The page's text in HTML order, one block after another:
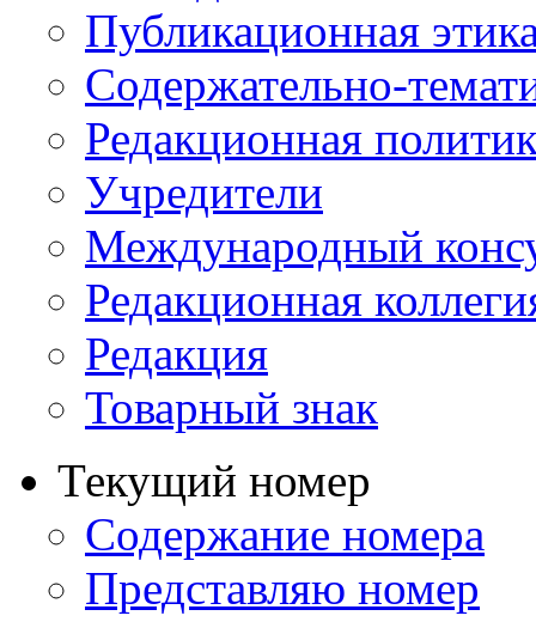
Публикационная
Содержательно-
Редакционная
Учредители
Международный
Редакционная
Редакция
Товарный знак
Текущий номер
Содержание номера
Представляю номер